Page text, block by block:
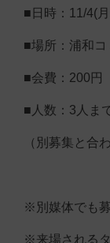
■日時：11/4(
■場所：浦和
■会費：200円
■人数：3人ま
（別募集と合
※別媒体でも
※来場される